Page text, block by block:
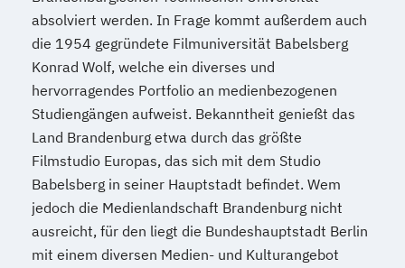
absolviert werden. In Frage kommt außerdem auch
die 1954 gegründete Filmuniversität Babelsberg
Konrad Wolf, welche ein diverses und
hervorragendes Portfolio an medienbezogenen
Studiengängen aufweist. Bekanntheit genießt das
Land Brandenburg etwa durch das größte
Filmstudio Europas, das sich mit dem Studio
Babelsberg in seiner Hauptstadt befindet. Wem
jedoch die Medienlandschaft Brandenburg nicht
ausreicht, für den liegt die Bundeshauptstadt Berlin
mit einem diversen Medien- und Kulturangebot